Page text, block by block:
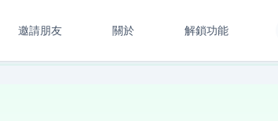
邀請朋友 關於 解鎖功能